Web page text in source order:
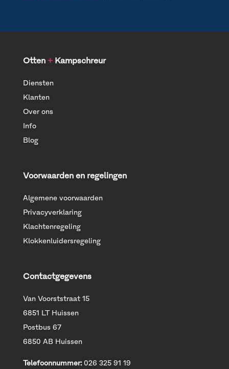
Otten +Kampschreur
Diensten
Klanten
Over ons
Info
Blog
Voorwaarden en regelingen
Algemene voorwaarden
Privacyverklaring
Klachtenregeling
Klokkenluidersregeling
Contactgegevens
Van Voorststraat 15
6851 LT Huissen
Postbus 67
6850 AB Huissen
Telefoonnummer:026 325 91 19